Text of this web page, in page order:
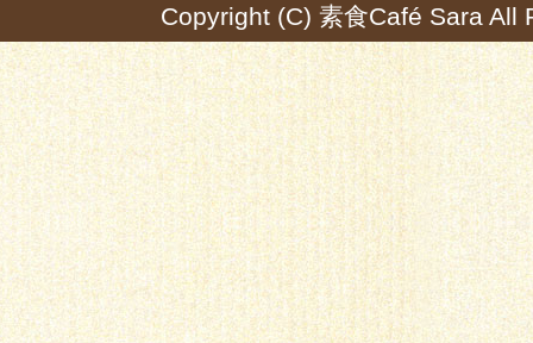
Copyright (C) 素食Café Sara All